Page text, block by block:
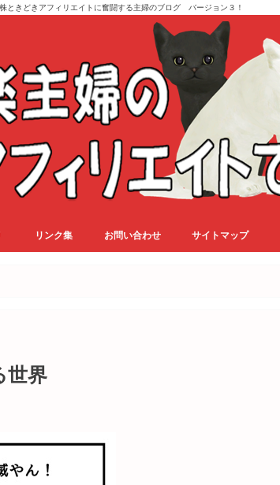
株ときどきアフィリエイトに奮闘する主婦のブログ バージョン３！
リンク集 お問い合わせ サイトマップ
世界